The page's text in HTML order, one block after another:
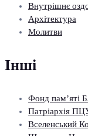
Внутрішнє
Архітектура
Молитви
Інші
Фонд пам’яті
Патріархія
Вселенський